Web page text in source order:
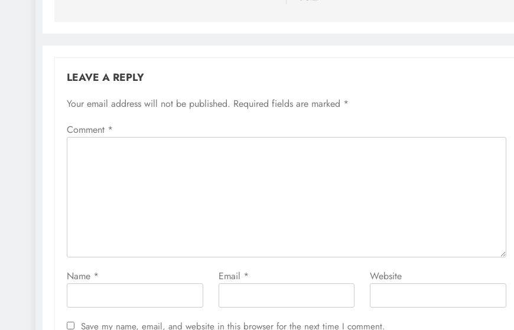
LEAVE A REPLY
Your email address will not be published. Required fields are marked *
Comment *
Name * Email * Website
Save my name, email, and website in this browser for the next time I comment.